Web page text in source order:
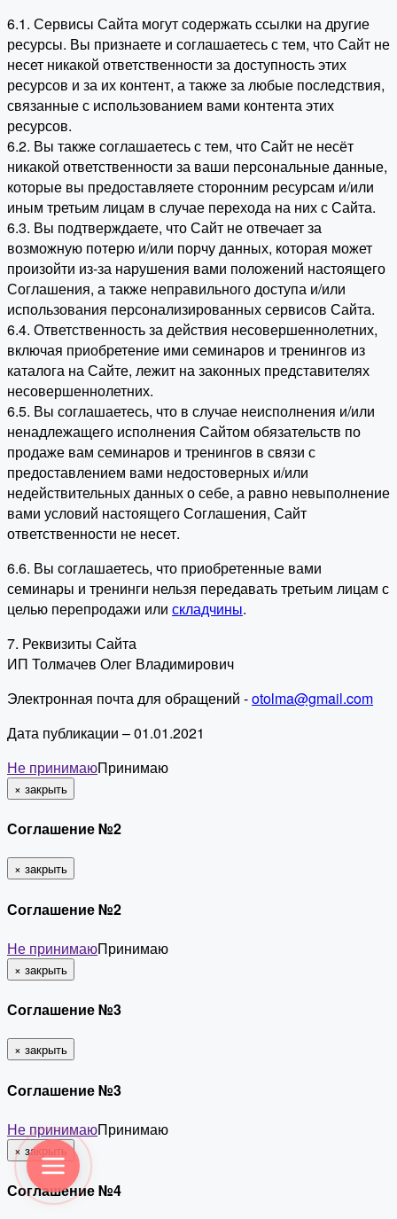
6.1. Сервисы Сайта могут содержать ссылки на другие
ресурсы. Вы признаете и соглашаетесь с тем, что Сайт не
несет никакой ответственности за доступность этих
ресурсов и за их контент, а также за любые последствия,
связанные с использованием вами контента этих
ресурсов.
6.2. Вы также соглашаетесь с тем, что Сайт не несёт
никакой ответственности за ваши персональные данные,
которые вы предоставляете сторонним ресурсам и/или
иным третьим лицам в случае перехода на них с Сайта.
6.3. Вы подтверждаете, что Сайт не отвечает за
возможную потерю и/или порчу данных, которая может
произойти из-за нарушения вами положений настоящего
Соглашения, а также неправильного доступа и/или
использования персонализированных сервисов Сайта.
6.4. Ответственность за действия несовершеннолетних,
включая приобретение ими семинаров и тренингов из
каталога на Сайте, лежит на законных представителях
несовершеннолетних.
6.5. Вы соглашаетесь, что в случае неисполнения и/или
ненадлежащего исполнения Сайтом обязательств по
продаже вам семинаров и тренингов в связи с
предоставлением вами недостоверных и/или
недействительных данных о себе, а равно невыполнение
вами условий настоящего Соглашения, Сайт
ответственности не несет.
6.6. Вы соглашаетесь, что приобретенные вами
семинары и тренинги нельзя передавать третьим лицам с
целью перепродажи или складчины.
7. Реквизиты Сайта
ИП Толмачев Олег Владимирович
Электронная почта для обращений -otolma@gmail.com
Дата публикации – 01.01.2021
Не принимаюПринимаю
× закрыть
Соглашение №2
× закрыть
Соглашение №2
Не принимаюПринимаю
× закрыть
Соглашение №3
× закрыть
Соглашение №3
Не принимаюПринимаю
× закрыть
Соглашение №4